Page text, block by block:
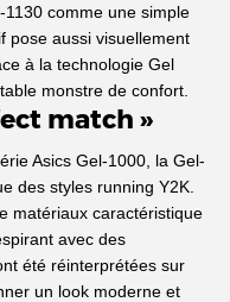
comme une simple
pose aussi visuellement
à la technologie Gel
monstre de confort.
match »
Asics Gel-1000, la Gel-
des styles running Y2K.
matériaux caractéristique
avec des
été réinterprétées sur
un look moderne et